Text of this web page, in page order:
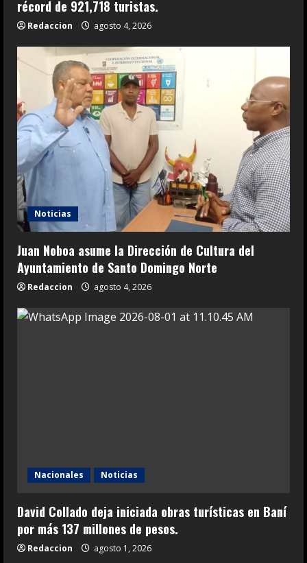
récord de 921,718 turistas.
Redaccion agosto 4, 2026
Noticias
Juan Noboa asume la Dirección de Cultura del
Ayuntamiento de Santo Domingo Norte
Redaccion agosto 4, 2026
Nacionales Noticias
David Collado deja iniciada obras turísticas en Baní
por más 137 millones de pesos.
Redaccion agosto 1, 2026